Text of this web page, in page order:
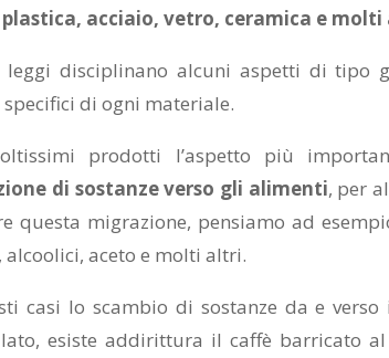
acciaio, vetro, ceramica e
leggi disciplinano alcuni aspetti di tipo
di ogni materiale.
prodotti l’aspetto più
di sostanze verso gli alimenti, per
questa migrazione, pensiamo ad
alcoolici, aceto e molti altri.
casi lo scambio di sostanze da e
esiste addirittura il caffè barricato